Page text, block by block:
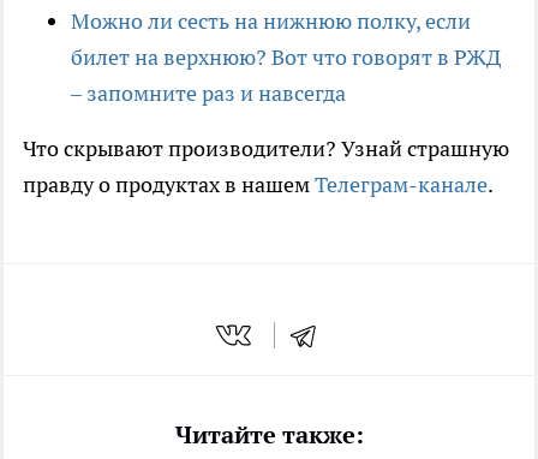
Можно ли сесть на нижнюю полку, если
билет на верхнюю? Вот что говорят в РЖД
– запомните раз и навсегда
Что скрывают производители? Узнай страшную
правду о продуктах в нашемТелеграм-канале.
Читайте также: